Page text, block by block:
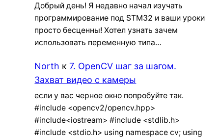
Добрый день! Я недавно начал изучать
программирование под STM32 и ваши уроки
просто бесценны! Хотел узнать зачем
использовать переменную типа…
North к7. OpenCV шаг за шагом.
Захват видео с камеры
если у вас черное окно попробуйте так.
#include <opencv2/opencv.hpp>
#include<iostream> #include <stdlib.h>
#include <stdio.h> using namespace cv; using